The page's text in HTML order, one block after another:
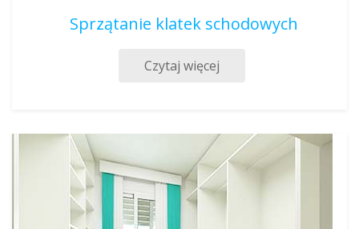
Sprzątanie klatek schodowych
Czytaj więcej